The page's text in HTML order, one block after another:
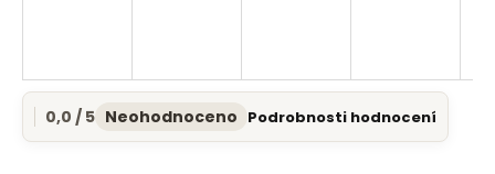
Průměrné
hodnocení
0,0 / 5 Neohodnoceno Podrobnosti hodnocení
í
?